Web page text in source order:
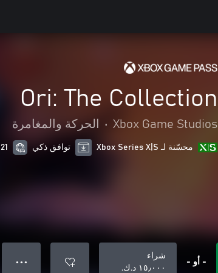
Ori: The Collection
Xbox Game Studios
• الحركة والمغامرة
محسّنة لـ Xbox Series X|S توافق ذكي 21 من اللغات المدعمة
- أو -
شراء
١٥٫٠٠٠ د.ك.‏
● ● ●